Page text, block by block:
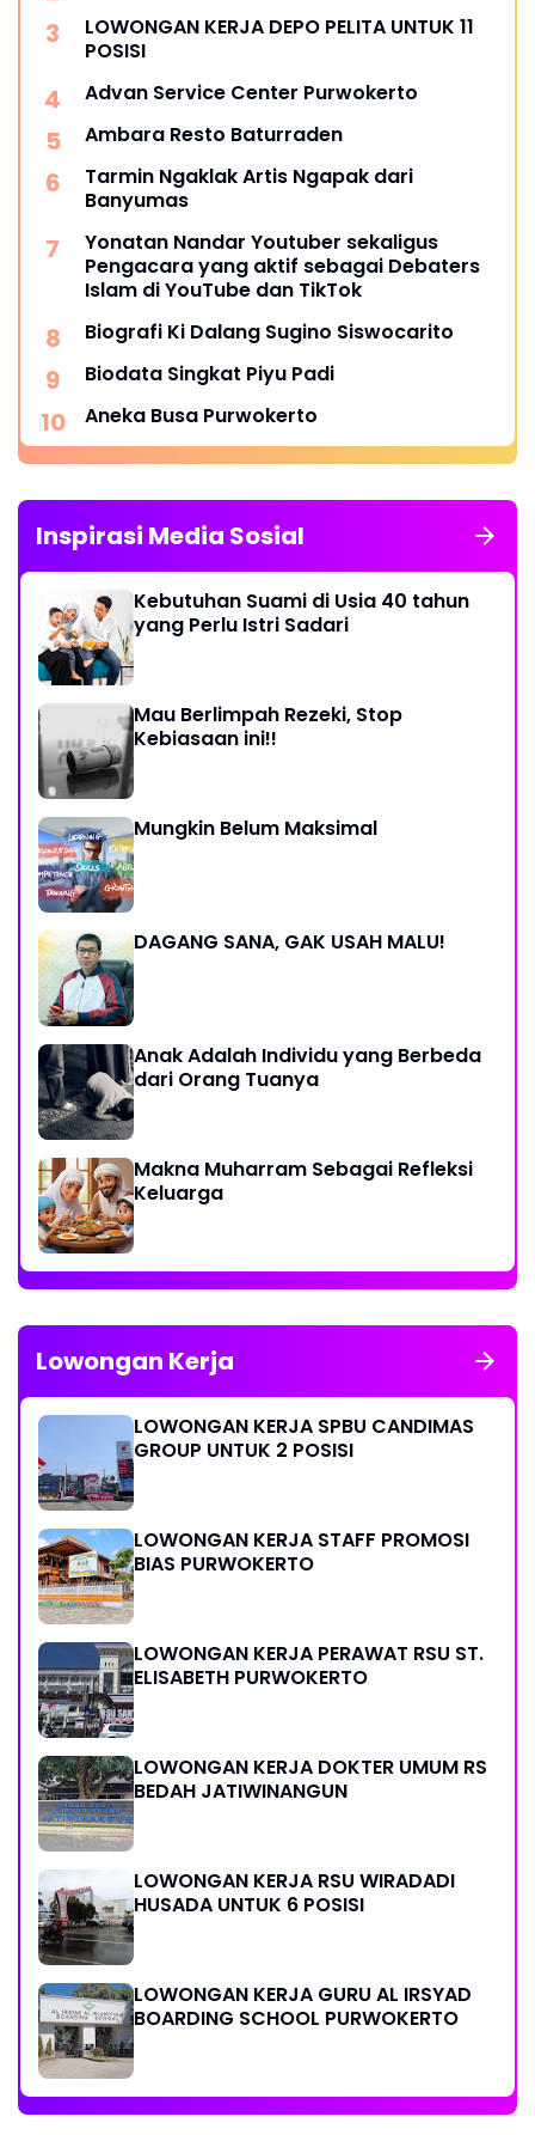
LOWONGAN KERJA DEPO PELITA UNTUK 11
POSISI
Advan Service Center Purwokerto
Ambara Resto Baturraden
Tarmin Ngaklak Artis Ngapak dari
Banyumas
Yonatan Nandar Youtuber sekaligus
Pengacara yang aktif sebagai Debaters
Islam di YouTube dan TikTok
Biografi Ki Dalang Sugino Siswocarito
Biodata Singkat Piyu Padi
Aneka Busa Purwokerto
Inspirasi Media Sosial
Kebutuhan Suami di Usia 40 tahun
yang Perlu Istri Sadari
Mau Berlimpah Rezeki, Stop
Kebiasaan ini!!
Mungkin Belum Maksimal
DAGANG SANA, GAK USAH MALU!
Anak Adalah Individu yang Berbeda
dari Orang Tuanya
Makna Muharram Sebagai Refleksi
Keluarga
Lowongan Kerja
LOWONGAN KERJA SPBU CANDIMAS
GROUP UNTUK 2 POSISI
LOWONGAN KERJA STAFF PROMOSI
BIAS PURWOKERTO
LOWONGAN KERJA PERAWAT RSU ST.
ELISABETH PURWOKERTO
LOWONGAN KERJA DOKTER UMUM RS
BEDAH JATIWINANGUN
LOWONGAN KERJA RSU WIRADADI
HUSADA UNTUK 6 POSISI
LOWONGAN KERJA GURU AL IRSYAD
BOARDING SCHOOL PURWOKERTO